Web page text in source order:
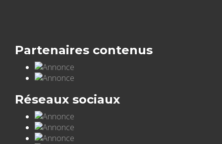
Partenaires contenus
Réseaux sociaux